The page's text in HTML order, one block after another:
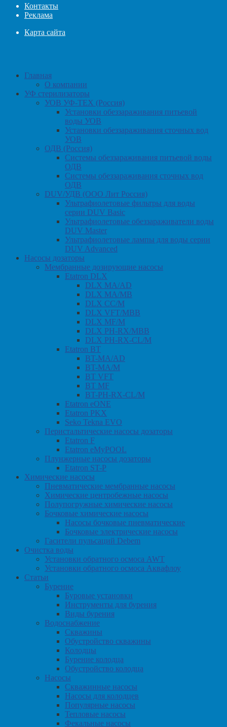
Контакты
Реклама
Карта сайта
Главная
О компании
УФ стерилизаторы
УОВ УФ-ТЕХ (Россия)
Установки обеззараживания питьевой
воды УОВ
Установки обеззараживания сточных вод
УОВ
ОДВ (Россия)
Системы обеззараживания питьевой воды
ОДВ
Системы обеззараживания сточных вод
ОДВ
DUV/УДВ (ООО Лит Россия)
Ультрафиолетовые фильтры для воды
серии DUV Basic
Ультрафиолетовые обеззараживатели воды
DUV Master
Ультрафиолетовые лампы для воды серии
DUV Advanced
Насосы дозаторы
Мембранные дозирующие насосы
Etatron DLX
DLX MA/AD
DLX MA/MB
DLX CC/M
DLX VFT/MBB
DLX MF/M
DLX PH-RX/MBB
DLX PH-RX-CL/M
Etatron BT
BT-MA/AD
BT-MA/M
BT VFT
BT MF
BT-PH-RX-CL/M
Etatron eONE
Etatron PKX
Seko Tekna EVO
Перистальтические насосы дозаторы
Etatron F
Etatron eMyPOOL
Плунжерные насосы дозаторы
Etatron ST-P
Химические насосы
Пневматические мембранные насосы
Химические центробежные насосы
Полупогружные химические насосы
Бочковые химические насосы
Насосы бочковые пневматические
Бочковые электрические насосы
Гасители пульсаций Debem
Очистка воды
Установки обратного осмоса AWT
Установки обратного осмоса Аквафлоу
Статьи
Бурение
Буровые установки
Инструменты для бурения
Виды бурения
Водоснабжение
Скважины
Обустройство скважины
Колодцы
Бурение колодца
Обустройство колодца
Насосы
Скважинные насосы
Насосы для колодцев
Популярные насосы
Тепловые насосы
Фекальные насосы